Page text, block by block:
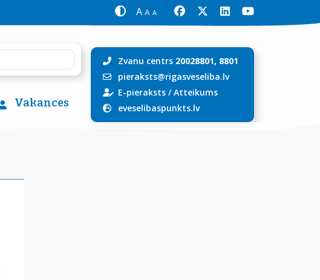
A A A
Vakances
Zvanu centrs 20028801, 8801
pieraksts@rigasveseliba.lv
E-pieraksts/Atteikums
eveselibaspunkts.lv